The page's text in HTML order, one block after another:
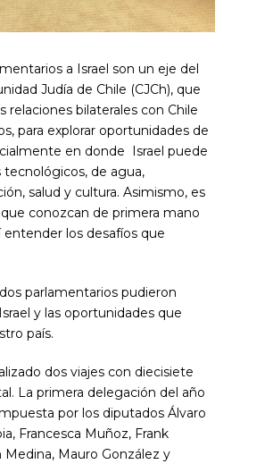
a Israel son un eje del
Judía de Chile (CJCh), que
relaciones bilaterales con Chile
para explorar oportunidades de
en donde Israel puede
tecnológicos, de agua,
salud y cultura. Asimismo, es
conozcan de primera mano
entender los desafíos que
parlamentarios pudieron
y las oportunidades que
país.
dos viajes con diecisiete
La primera delegación del año
por los diputados Álvaro
Francesca Muñoz, Frank
Medina, Mauro González y